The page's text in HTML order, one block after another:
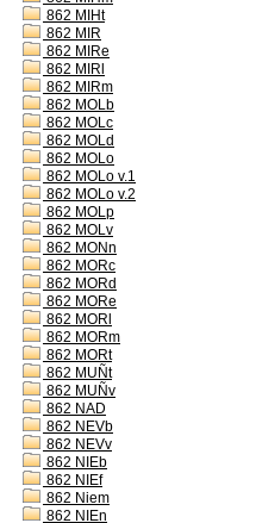
862 MIHt
862 MIR
862 MIRe
862 MIRl
862 MIRm
862 MOLb
862 MOLc
862 MOLd
862 MOLo
862 MOLo v.1
862 MOLo v.2
862 MOLp
862 MOLv
862 MONn
862 MORc
862 MORd
862 MORe
862 MORl
862 MORm
862 MORt
862 MUÑt
862 MUÑv
862 NAD
862 NEVb
862 NEVv
862 NIEb
862 NIEf
862 Niem
862 NIEn